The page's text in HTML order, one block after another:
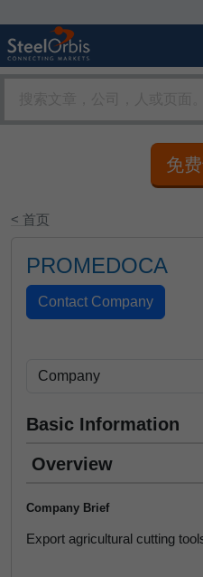
免
< 首页
PROMEDOCA
Basic Information
Overview
Company Brief
Export agricultural cutting